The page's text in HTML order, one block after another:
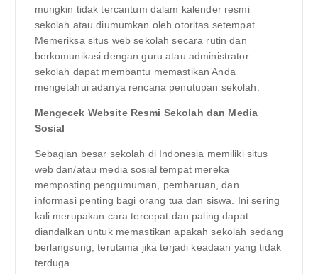
mungkin tidak tercantum dalam kalender resmi
sekolah atau diumumkan oleh otoritas setempat.
Memeriksa situs web sekolah secara rutin dan
berkomunikasi dengan guru atau administrator
sekolah dapat membantu memastikan Anda
mengetahui adanya rencana penutupan sekolah.
Mengecek Website Resmi Sekolah dan Media
Sosial
Sebagian besar sekolah di Indonesia memiliki situs
web dan/atau media sosial tempat mereka
memposting pengumuman, pembaruan, dan
informasi penting bagi orang tua dan siswa. Ini sering
kali merupakan cara tercepat dan paling dapat
diandalkan untuk memastikan apakah sekolah sedang
berlangsung, terutama jika terjadi keadaan yang tidak
terduga.